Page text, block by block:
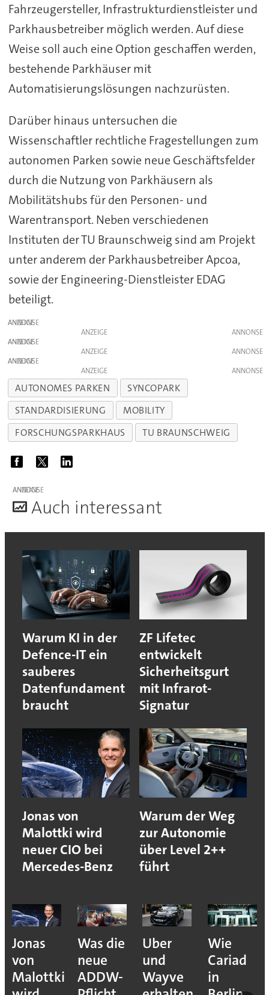
Fahrzeugersteller, Infrastrukturdienstleister und
Parkhausbetreiber möglich werden. Auf diese
Weise soll auch eine Option geschaffen werden,
bestehende Parkhäuser mit
Automatisierungslösungen nachzurüsten.
Darüber hinaus untersuchen die
Wissenschaftler rechtliche Fragestellungen zum
autonomen Parken sowie neue Geschäftsfelder
durch die Nutzung von Parkhäusern als
Mobilitätshubs für den Personen- und
Warentransport. Neben verschiedenen
Instituten der TU Braunschweig sind am Projekt
unter anderem der Parkhausbetreiber Apcoa,
sowie der Engineering-Dienstleister EDAG
beteiligt.
ANZEIGE
ANZEIGE
ANZEIGE
ANZEIGE
ANZEIGE
ANZEIGE
AUTONOMES PARKEN
SYNCOPARK
STANDARDISIERUNG
MOBILITY
FORSCHUNGSPARKHAUS
TU BRAUNSCHWEIG
ANZEIGE
Auch interessant
Warum KI in der
Defence-IT ein
sauberes
Datenfundament
braucht
ZF Lifetec
entwickelt
Sicherheitsgurt
mit Infrarot-
Signatur
Jonas von
Malottki wird
neuer CIO bei
Mercedes-Benz
Warum der Weg
zur Autonomie
über Level 2++
führt
Jonas
von
Malottki
Was die
neue
ADDW-
Uber
und
Wayve
Wie
Cariad
in